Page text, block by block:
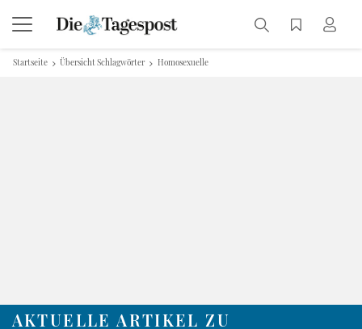
Startseite Übersicht Schlagwörter Homosexuelle
AKTUELLE ARTIKEL ZU